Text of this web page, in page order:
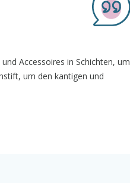
Accessoires in Schichten, um
um den kantigen und